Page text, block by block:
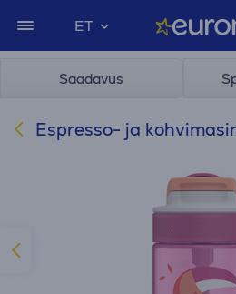
ET
Saadavus
Espresso- ja